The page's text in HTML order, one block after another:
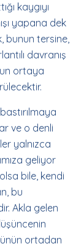
kaygıyı
yapana dek
bunun tersine,
davranış
ortaya
ve o denli
yalnızca
geliyor
bile, kendi
bu
Akla gelen
ortadan